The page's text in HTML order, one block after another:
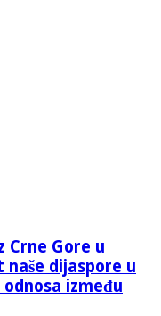
Crne Gore u
naše dijaspore u
između